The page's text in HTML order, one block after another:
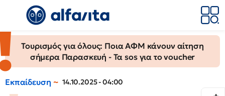
Τουρισμός για όλους: Ποια ΑΦΜ κάνουν αίτηση
σήμερα Παρασκευή - Τα sos για το voucher
Εκπαίδευση 14.10.2025 - 04:00